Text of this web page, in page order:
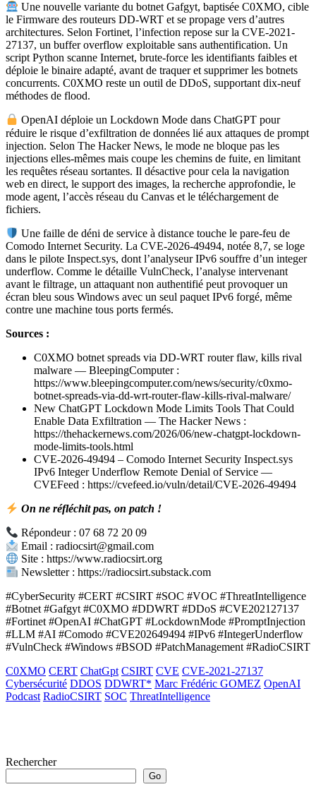
Une nouvelle variante du botnet Gafgyt, baptisée C0XMO, cible
le Firmware des routeurs DD-WRT et se propage vers d’autres
architectures. Selon Fortinet, l’infection repose sur la CVE-2021-
27137, un buffer overflow exploitable sans authentification. Un
script Python scanne Internet, brute-force les identifiants faibles et
déploie le binaire adapté, avant de traquer et supprimer les botnets
concurrents. C0XMO reste un outil de DDoS, supportant dix-neuf
méthodes de flood.
OpenAI déploie un Lockdown Mode dans ChatGPT pour
réduire le risque d’exfiltration de données lié aux attaques de prompt
injection. Selon The Hacker News, le mode ne bloque pas les
injections elles-mêmes mais coupe les chemins de fuite, en limitant
les requêtes réseau sortantes. Il désactive pour cela la navigation
web en direct, le support des images, la recherche approfondie, le
mode agent, l’accès réseau du Canvas et le téléchargement de
fichiers.
Une faille de déni de service à distance touche le pare-feu de
Comodo Internet Security. La CVE-2026-49494, notée 8,7, se loge
dans le pilote Inspect.sys, dont l’analyseur IPv6 souffre d’un integer
underflow. Comme le détaille VulnCheck, l’analyse intervenant
avant le filtrage, un attaquant non authentifié peut provoquer un
écran bleu sous Windows avec un seul paquet IPv6 forgé, même
contre une machine tous ports fermés.
Sources :
C0XMO botnet spreads via DD-WRT router flaw, kills rival
malware — BleepingComputer :
https://www.bleepingcomputer.com/news/security/c0xmo-
botnet-spreads-via-dd-wrt-router-flaw-kills-rival-malware/
New ChatGPT Lockdown Mode Limits Tools That Could
Enable Data Exfiltration — The Hacker News :
https://thehackernews.com/2026/06/new-chatgpt-lockdown-
mode-limits-tools.html
CVE-2026-49494 – Comodo Internet Security Inspect.sys
IPv6 Integer Underflow Remote Denial of Service —
CVEFeed : https://cvefeed.io/vuln/detail/CVE-2026-49494
On ne réfléchit pas, on patch !
Répondeur : 07 68 72 20 09
Email : radiocsirt@gmail.com
Site : https://www.radiocsirt.org
Newsletter : https://radiocsirt.substack.com
#CyberSecurity #CERT #CSIRT #SOC #VOC #ThreatIntelligence
#Botnet #Gafgyt #C0XMO #DDWRT #DDoS #CVE202127137
#Fortinet #OpenAI #ChatGPT #LockdownMode #PromptInjection
#LLM #AI #Comodo #CVE202649494 #IPv6 #IntegerUnderflow
#VulnCheck #Windows #BSOD #PatchManagement #RadioCSIRT
C0XMO CERT ChatGpt CSIRT CVE CVE-2021-27137
Cybersécurité DDOS DDWRT* Marc Frédéric GOMEZ OpenAI
Podcast RadioCSIRT SOC ThreatIntelligence
Rechercher
Go